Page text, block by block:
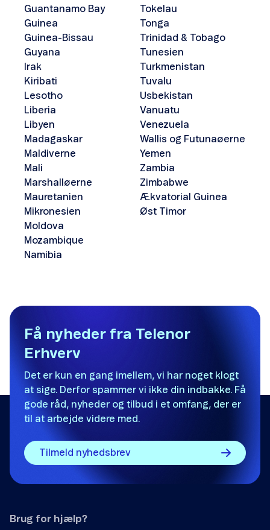
Guantanamo Bay
Guinea
Guinea-Bissau
Guyana
Irak
Kiribati
Lesotho
Liberia
Libyen
Madagaskar
Maldiverne
Mali
Marshalløerne
Mauretanien
Mikronesien
Moldova
Mozambique
Namibia
Tokelau
Tonga
Trinidad & Tobago
Tunesien
Turkmenistan
Tuvalu
Usbekistan
Vanuatu
Venezuela
Wallis og Futunaøerne
Yemen
Zambia
Zimbabwe
Ækvatorial Guinea
Øst Timor
Få nyheder fra Telenor
Erhverv
Det er kun en gang imellem, vi har noget klogt
at sige. Derfor spammer vi ikke din indbakke. Få
gode råd, nyheder og tilbud i et omfang, der er
til at arbejde videre med.
Tilmeld nyhedsbrev
Brug for hjælp?